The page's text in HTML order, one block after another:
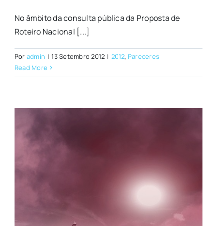
No âmbito da consulta pública da Proposta de
Roteiro Nacional [...]
Por admin | 13 Setembro 2012 | 2012, Pareceres
Read More